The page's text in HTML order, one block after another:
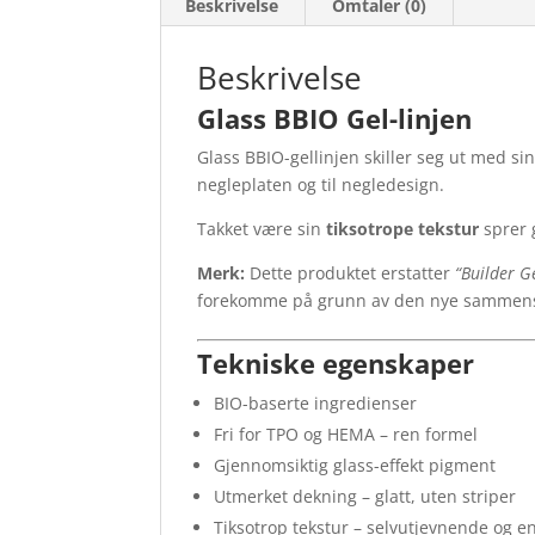
Beskrivelse Omtaler (0)
Beskrivelse
Glass BBIO Gel-linjen
Glass BBIO-gellinjen skiller seg ut med
negleplaten og til negledesign.
Takket være sintiksotrope tekstur sprer
Merk: Dette produktet erstatter “Builder
forekomme på grunn av den nye
Tekniske egenskaper
BIO-baserte ingredienser
Fri for TPO og HEMA – ren formel
Gjennomsiktig glass-effekt pigment
Utmerket dekning – glatt, uten striper
Tiksotrop tekstur – selvutjevnende og